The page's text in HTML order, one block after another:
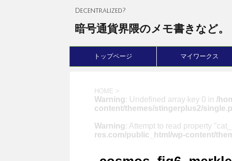
Decentralized?
暗号通貨界隈のメモ書きなど。
トップページ マイワークス
HOME >
Warning: Undefined array key 0 in /
content/themes/stingerplus2/
Warning: Attempt to read property
res.com/public_html/wp-content/